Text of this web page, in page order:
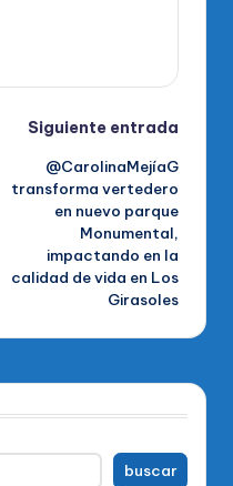
Siguiente entrada
@CarolinaMejíaG
transforma vertedero
en nuevo parque
Monumental,
impactando en la
calidad de vida en Los
Girasoles
buscar